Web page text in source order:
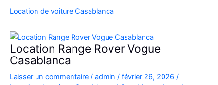
SUV
Luxe
à
l’Aéroport
V
Location de voiture Casablanca
Location Range Rover Vogue
Casablanca
Laisser un commentaire / admin / février 26, 2026 /